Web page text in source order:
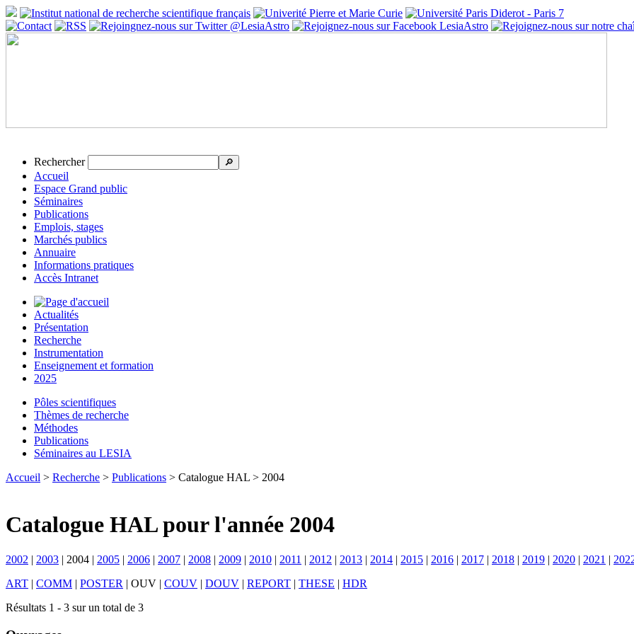
Rechercher 🔎
Accueil
Espace Grand public
Séminaires
Publications
Emplois, stages
Marchés publics
Annuaire
Informations pratiques
Accès Intranet
Actualités
Présentation
Recherche
Instrumentation
Enseignement et formation
2025
Pôles scientifiques
Thèmes de recherche
Méthodes
Publications
Séminaires au LESIA
Accueil > Recherche > Publications > Catalogue HAL > 2004
Catalogue HAL pour l'année 2004
2002 | 2003 | 2004 | 2005 | 2006 | 2007 | 2008 | 2009 | 2010 | 2011 | 2012 | 2013 | 2014 | 2015 | 2016 | 2017 | 2018 | 2019 | 2020 | 2021 |
ART | COMM | POSTER | OUV | COUV | DOUV | REPORT | THESE | HDR
Résultats 1 - 3 sur un total de 3